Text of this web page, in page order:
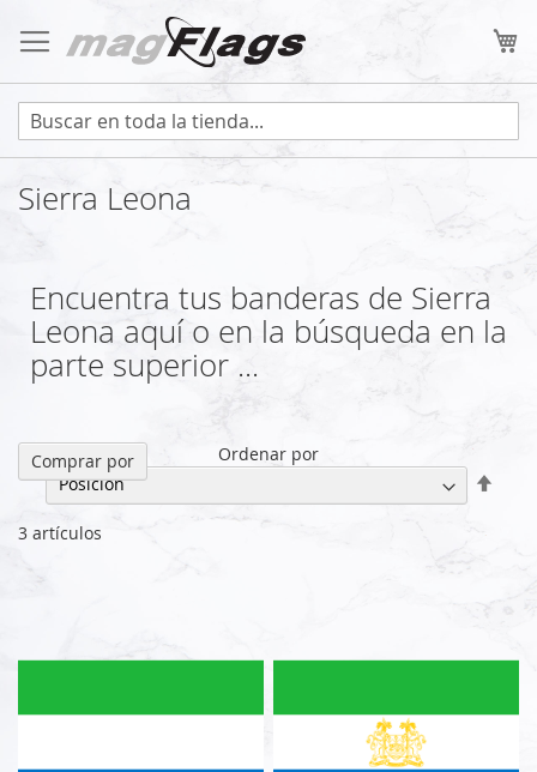
al
contenido
Sierra Leona
Encuentra tus banderas de Sierra
Leona aquí o en la búsqueda en la
parte superior ...
3 artículos
Ordenar por
Comprar por